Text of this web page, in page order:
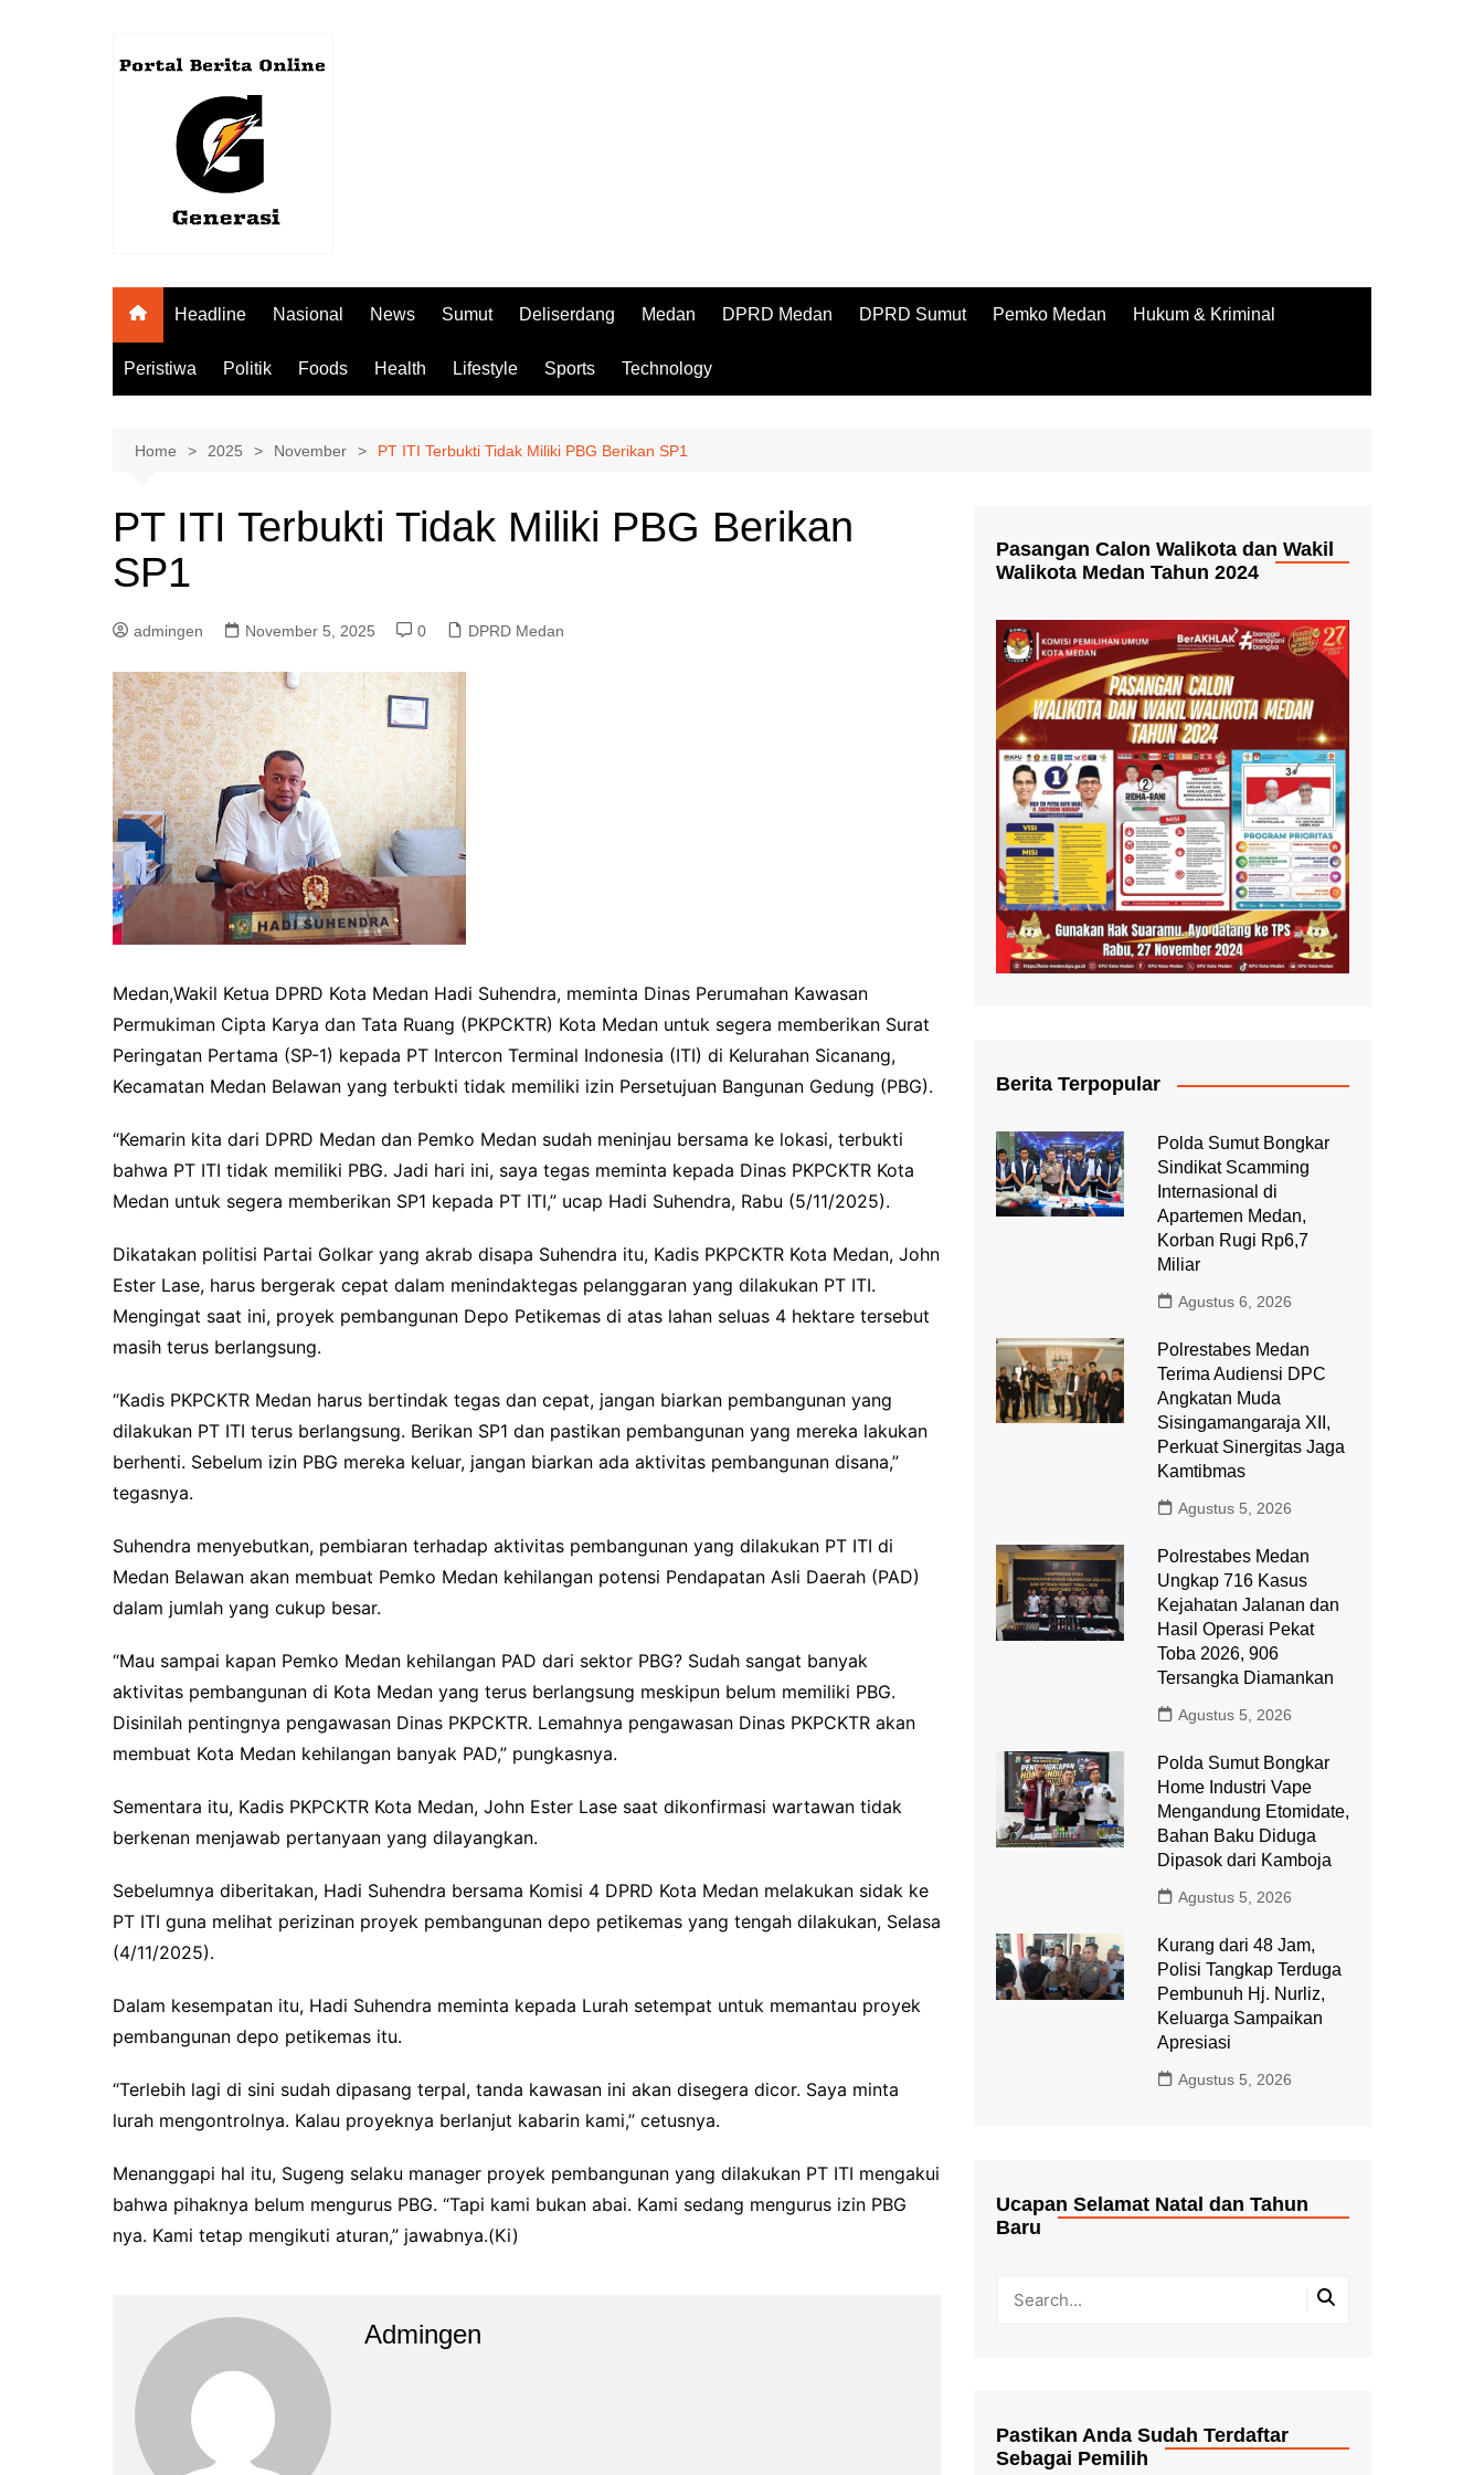
Headline Nasional News Sumut Deliserdang Medan DPRD Medan DPRD Sumut Pemko Medan Hukum & Kriminal
Peristiwa Politik Foods Health Lifestyle Sports Technology
Home 2025 November PT ITI Terbukti Tidak Miliki PBG Berikan SP1
PT ITI Terbukti Tidak Miliki PBG Berikan
SP1
admingen November 5, 2025 0 DPRD Medan
Medan,Wakil Ketua DPRD Kota Medan Hadi Suhendra, meminta Dinas Perumahan Kawasan
Permukiman Cipta Karya dan Tata Ruang (PKPCKTR) Kota Medan untuk segera memberikan Surat
Peringatan Pertama (SP-1) kepada PT Intercon Terminal Indonesia (ITI) di Kelurahan Sicanang,
Kecamatan Medan Belawan yang terbukti tidak memiliki izin Persetujuan Bangunan Gedung (PBG).
“Kemarin kita dari DPRD Medan dan Pemko Medan sudah meninjau bersama ke lokasi, terbukti
bahwa PT ITI tidak memiliki PBG. Jadi hari ini, saya tegas meminta kepada Dinas PKPCKTR Kota
Medan untuk segera memberikan SP1 kepada PT ITI,” ucap Hadi Suhendra, Rabu (5/11/2025).
Dikatakan politisi Partai Golkar yang akrab disapa Suhendra itu, Kadis PKPCKTR Kota Medan, John
Ester Lase, harus bergerak cepat dalam menindaktegas pelanggaran yang dilakukan PT ITI.
Mengingat saat ini, proyek pembangunan Depo Petikemas di atas lahan seluas 4 hektare tersebut
masih terus berlangsung.
“Kadis PKPCKTR Medan harus bertindak tegas dan cepat, jangan biarkan pembangunan yang
dilakukan PT ITI terus berlangsung. Berikan SP1 dan pastikan pembangunan yang mereka lakukan
berhenti. Sebelum izin PBG mereka keluar, jangan biarkan ada aktivitas pembangunan disana,”
tegasnya.
Suhendra menyebutkan, pembiaran terhadap aktivitas pembangunan yang dilakukan PT ITI di
Medan Belawan akan membuat Pemko Medan kehilangan potensi Pendapatan Asli Daerah (PAD)
dalam jumlah yang cukup besar.
“Mau sampai kapan Pemko Medan kehilangan PAD dari sektor PBG? Sudah sangat banyak
aktivitas pembangunan di Kota Medan yang terus berlangsung meskipun belum memiliki PBG.
Disinilah pentingnya pengawasan Dinas PKPCKTR. Lemahnya pengawasan Dinas PKPCKTR akan
membuat Kota Medan kehilangan banyak PAD,” pungkasnya.
Sementara itu, Kadis PKPCKTR Kota Medan, John Ester Lase saat dikonfirmasi wartawan tidak
berkenan menjawab pertanyaan yang dilayangkan.
Sebelumnya diberitakan, Hadi Suhendra bersama Komisi 4 DPRD Kota Medan melakukan sidak ke
PT ITI guna melihat perizinan proyek pembangunan depo petikemas yang tengah dilakukan, Selasa
(4/11/2025).
Dalam kesempatan itu, Hadi Suhendra meminta kepada Lurah setempat untuk memantau proyek
pembangunan depo petikemas itu.
“Terlebih lagi di sini sudah dipasang terpal, tanda kawasan ini akan disegera dicor. Saya minta
lurah mengontrolnya. Kalau proyeknya berlanjut kabarin kami,” cetusnya.
Menanggapi hal itu, Sugeng selaku manager proyek pembangunan yang dilakukan PT ITI mengakui
bahwa pihaknya belum mengurus PBG. “Tapi kami bukan abai. Kami sedang mengurus izin PBG
nya. Kami tetap mengikuti aturan,” jawabnya.(Ki)
Admingen
Pasangan Calon Walikota dan Wakil
Walikota Medan Tahun 2024
Berita Terpopular
Polda Sumut Bongkar
Sindikat Scamming
Internasional di
Apartemen Medan,
Korban Rugi Rp6,7
Miliar
Agustus 6, 2026
Polrestabes Medan
Terima Audiensi DPC
Angkatan Muda
Sisingamangaraja XII,
Perkuat Sinergitas Jaga
Kamtibmas
Agustus 5, 2026
Polrestabes Medan
Ungkap 716 Kasus
Kejahatan Jalanan dan
Hasil Operasi Pekat
Toba 2026, 906
Tersangka Diamankan
Agustus 5, 2026
Polda Sumut Bongkar
Home Industri Vape
Mengandung Etomidate,
Bahan Baku Diduga
Dipasok dari Kamboja
Agustus 5, 2026
Kurang dari 48 Jam,
Polisi Tangkap Terduga
Pembunuh Hj. Nurliz,
Keluarga Sampaikan
Apresiasi
Agustus 5, 2026
Ucapan Selamat Natal dan Tahun
Baru
Pastikan Anda Sudah Terdaftar
Sebagai Pemilih